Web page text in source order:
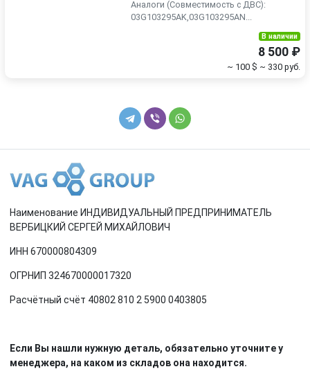
Аналоги (Совместимость с ДВС):
03G103295AK,03G103295AN...
В наличии
8 500 ₽
~ 100 $ ~ 330 руб.
Наименование ИНДИВИДУАЛЬНЫЙ ПРЕДПРИНИМАТЕЛЬ
ВЕРБИЦКИЙ СЕРГЕЙ МИХАЙЛОВИЧ
ИНН 670000804309
ОГРНИП 324670000017320
Расчётный счёт 40802 810 2 5900 0403805
Если Вы нашли нужную деталь, обязательно уточните у
менеджера, на каком из складов она находится.